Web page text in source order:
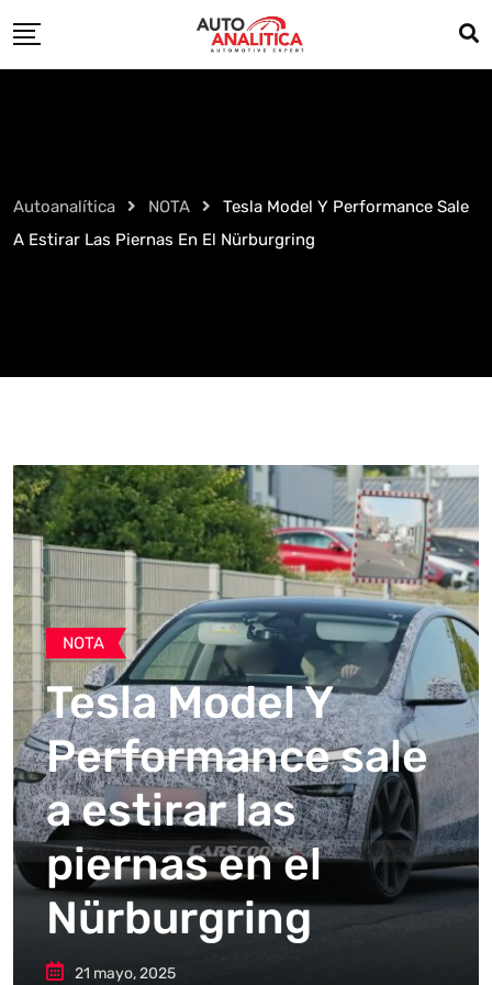
to
Autoanalítica NOTA
Tesla Model Y Performance Sale
A Estirar Las Piernas En El Nürburgring
NOTA
Tesla Model Y
Performance sale
a estirar las
piernas en el
Nürburgring
21 mayo, 2025